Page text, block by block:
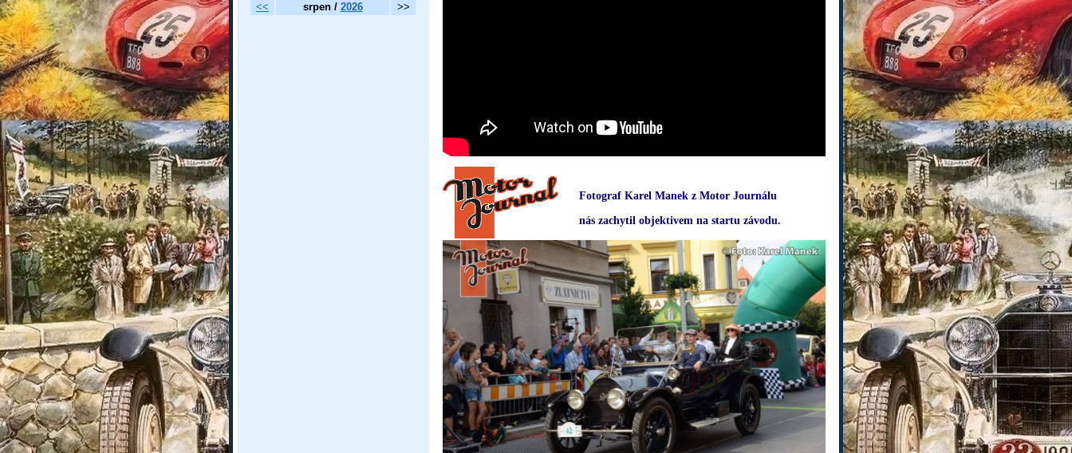
Fotograf Karel Manek z Motor Journálu
nás zachytil objektivem na startu závodu.
<< srpen / 2026 >>